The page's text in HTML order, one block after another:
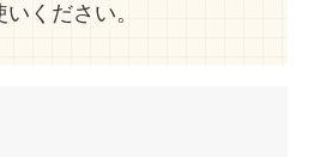
ください。